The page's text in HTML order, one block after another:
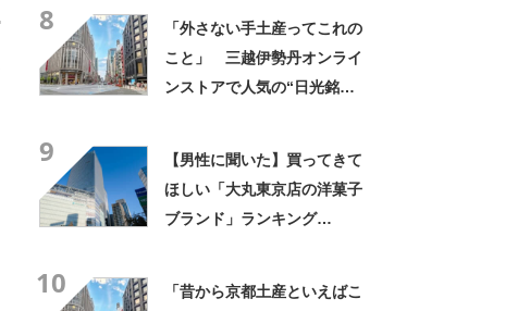
8
「外さない手土産ってこれの
こと」 三越伊勢丹オンライ
ンストアで人気の“日光銘
9
【男性に聞いた】買ってきて
ほしい「大丸東京店の洋菓子
ブランド」ランキング
10
「昔から京都土産といえばこ